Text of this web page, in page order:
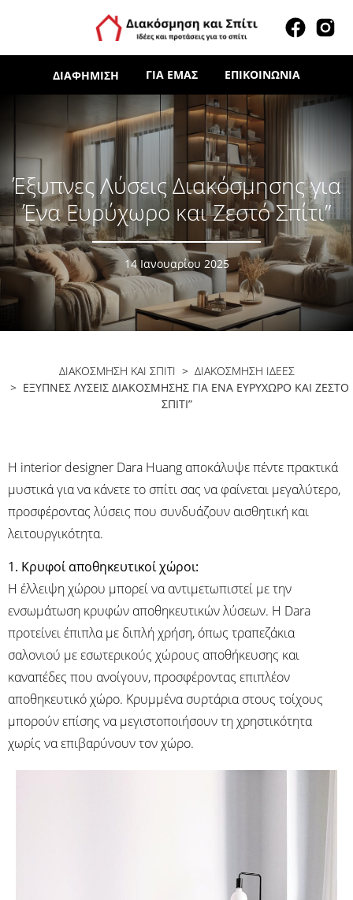
ΔΙΑΦΉΜΙΣΗ ΓΙΑ ΕΜΆΣ ΕΠΙΚΟΙΝΩΝΊΑ
Έξυπνες Λύσεις Διακόσμησης για
Ένα Ευρύχωρο και Ζεστό Σπίτι”
14 Ιανουαρίου 2025
ΔΙΑΚΟΣΜΗΣΗ ΚΑΙ ΣΠΙΤΙ > ΔΙΑΚΌΣΜΗΣΗ ΙΔΈΕΣ
> ΈΞΥΠΝΕΣ ΛΎΣΕΙΣ ΔΙΑΚΌΣΜΗΣΗΣ ΓΙΑ ΈΝΑ ΕΥΡΎΧΩΡΟ ΚΑΙ ΖΕΣΤΌ
ΣΠΊΤΙ”
Η interior designer Dara Huang αποκάλυψε πέντε πρακτικά
μυστικά για να κάνετε το σπίτι σας να φαίνεται μεγαλύτερο,
προσφέροντας λύσεις που συνδυάζουν αισθητική και
λειτουργικότητα.
1. Κρυφοί αποθηκευτικοί χώροι:
Η έλλειψη χώρου μπορεί να αντιμετωπιστεί με την
ενσωμάτωση κρυφών αποθηκευτικών λύσεων. Η Dara
προτείνει έπιπλα με διπλή χρήση, όπως τραπεζάκια
σαλονιού με εσωτερικούς χώρους αποθήκευσης και
καναπέδες που ανοίγουν, προσφέροντας επιπλέον
αποθηκευτικό χώρο. Κρυμμένα συρτάρια στους τοίχους
μπορούν επίσης να μεγιστοποιήσουν τη χρηστικότητα
χωρίς να επιβαρύνουν τον χώρο.